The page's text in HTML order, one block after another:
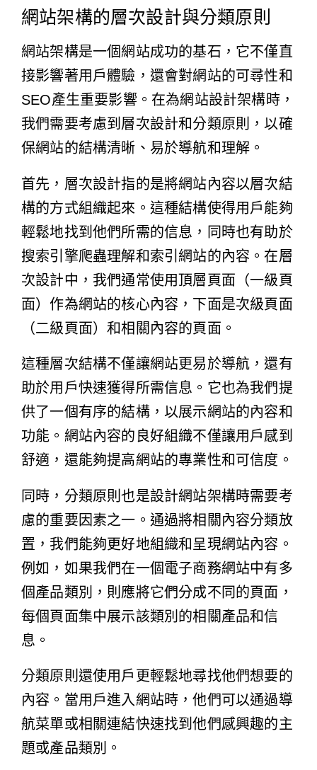
網站架構的層次設計與分類原則
網站架構是一個網站成功的基石，它不僅直
接影響著用戶體驗，還會對網站的可尋性和
SEO產生重要影響。在為網站設計架構時，
我們需要考慮到層次設計和分類原則，以確
保網站的結構清晰、易於導航和理解。
首先，層次設計指的是將網站內容以層次結
構的方式組織起來。這種結構使得用戶能夠
輕鬆地找到他們所需的信息，同時也有助於
搜索引擎爬蟲理解和索引網站的內容。在層
次設計中，我們通常使用頂層頁面（一級頁
面）作為網站的核心內容，下面是次級頁面
（二級頁面）和相關內容的頁面。
這種層次結構不僅讓網站更易於導航，還有
助於用戶快速獲得所需信息。它也為我們提
供了一個有序的結構，以展示網站的內容和
功能。網站內容的良好組織不僅讓用戶感到
舒適，還能夠提高網站的專業性和可信度。
同時，分類原則也是設計網站架構時需要考
慮的重要因素之一。通過將相關內容分類放
置，我們能夠更好地組織和呈現網站內容。
例如，如果我們在一個電子商務網站中有多
個產品類別，則應將它們分成不同的頁面，
每個頁面集中展示該類別的相關產品和信
息。
分類原則還使用戶更輕鬆地尋找他們想要的
內容。當用戶進入網站時，他們可以通過導
航菜單或相關連結快速找到他們感興趣的主
題或產品類別。